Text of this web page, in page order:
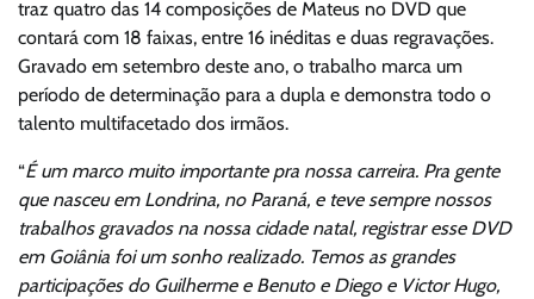
traz quatro das 14 composições de Mateus no DVD que
contará com 18 faixas, entre 16 inéditas e duas regravações.
Gravado em setembro deste ano, o trabalho marca um
período de determinação para a dupla e demonstra todo o
talento multifacetado dos irmãos.
“É um marco muito importante pra nossa carreira. Pra gente
que nasceu em Londrina, no Paraná, e teve sempre nossos
trabalhos gravados na nossa cidade natal, registrar esse DVD
em Goiânia foi um sonho realizado. Temos as grandes
participações do Guilherme e Benuto e Diego e Victor Hugo,